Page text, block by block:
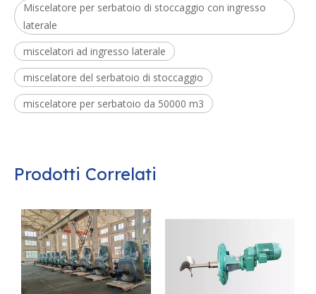
Miscelatore per serbatoio di stoccaggio con ingresso
laterale
miscelatori ad ingresso laterale
miscelatore del serbatoio di stoccaggio
miscelatore per serbatoio da 50000 m3
Prodotti Correlati